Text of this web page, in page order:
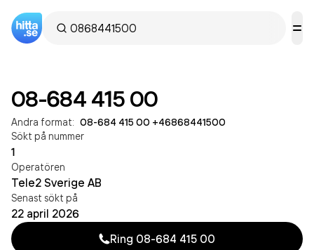
08-684 415 00
Andra format: 08-684 415 00 +46868441500
Sökt på nummer
1
Operatören
Tele2 Sverige AB
Senast sökt på
22 april 2026
Ring 08-684 415 00